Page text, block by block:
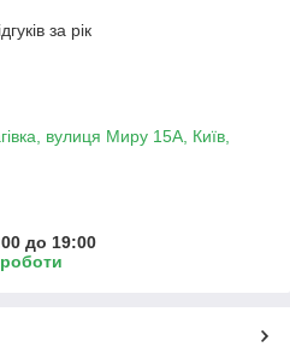
за рік
вулиця Миру 15А, Київ,
до 19:00